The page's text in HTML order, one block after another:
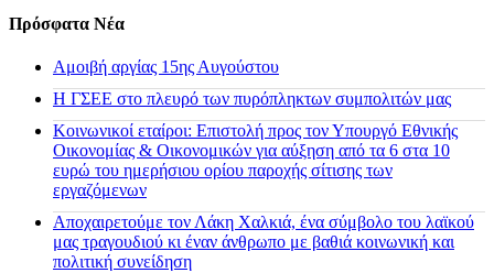
Πρόσφατα Νέα
Αμοιβή αργίας 15ης Αυγούστου
H ΓΣΕΕ στο πλευρό των πυρόπληκτων συμπολιτών μας
Κοινωνικοί εταίροι: Επιστολή προς τον Υπουργό Εθνικής
Οικονομίας & Οικονομικών για αύξηση από τα 6 στα 10
ευρώ του ημερήσιου ορίου παροχής σίτισης των
εργαζόμενων
Αποχαιρετούμε τον Λάκη Χαλκιά, ένα σύμβολο του λαϊκού
μας τραγουδιού κι έναν άνθρωπο με βαθιά κοινωνική και
πολιτική συνείδηση